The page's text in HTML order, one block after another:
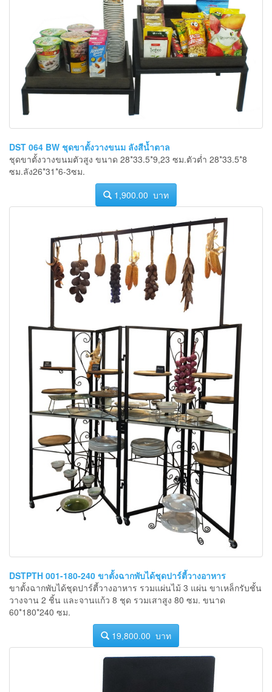
DST 064 BW ชุดขาตั้งวางขนม ลังสีน้ำตาล
ชุดขาตั้งวางขนมตัวสูง ขนาด 28*33.5*9,23 ซม.ตัวต่ำ 28*33.5*8
ซม.ลัง26*31*6-3ซม.
1,900.00 บาท
DSTPTH 001-180-240 ขาตั้งฉากพับได้ชุดปาร์ตี้วางอาหาร
ขาตั้งฉากพับได้ชุดปาร์ตี้วางอาหาร รวมแผ่นไม้ 3 แผ่น ขาเหล็กรับชั้น
วางจาน 2 ชิ้น และจานแก้ว 8 ชุด รวมเสาสูง 80 ซม. ขนาด
60*180*240 ซม.
19,800.00 บาท